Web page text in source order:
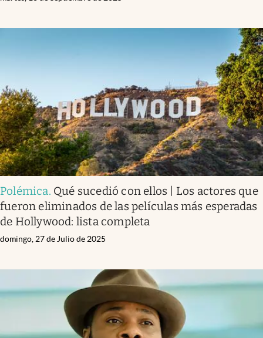
Polémica. Qué sucedió con ellos | Los actores que
fueron eliminados de las películas más esperadas
de Hollywood: lista completa
domingo, 27 de Julio de 2025